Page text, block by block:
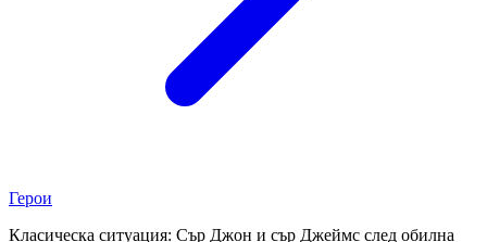
Герои
Класическа ситуация: Сър Джон и сър Джеймс след обилна